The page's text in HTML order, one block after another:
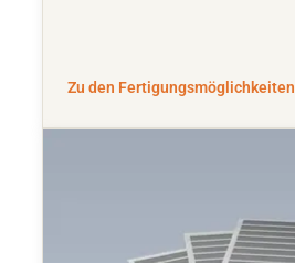
Zu den Fertigungsmöglichkeiten